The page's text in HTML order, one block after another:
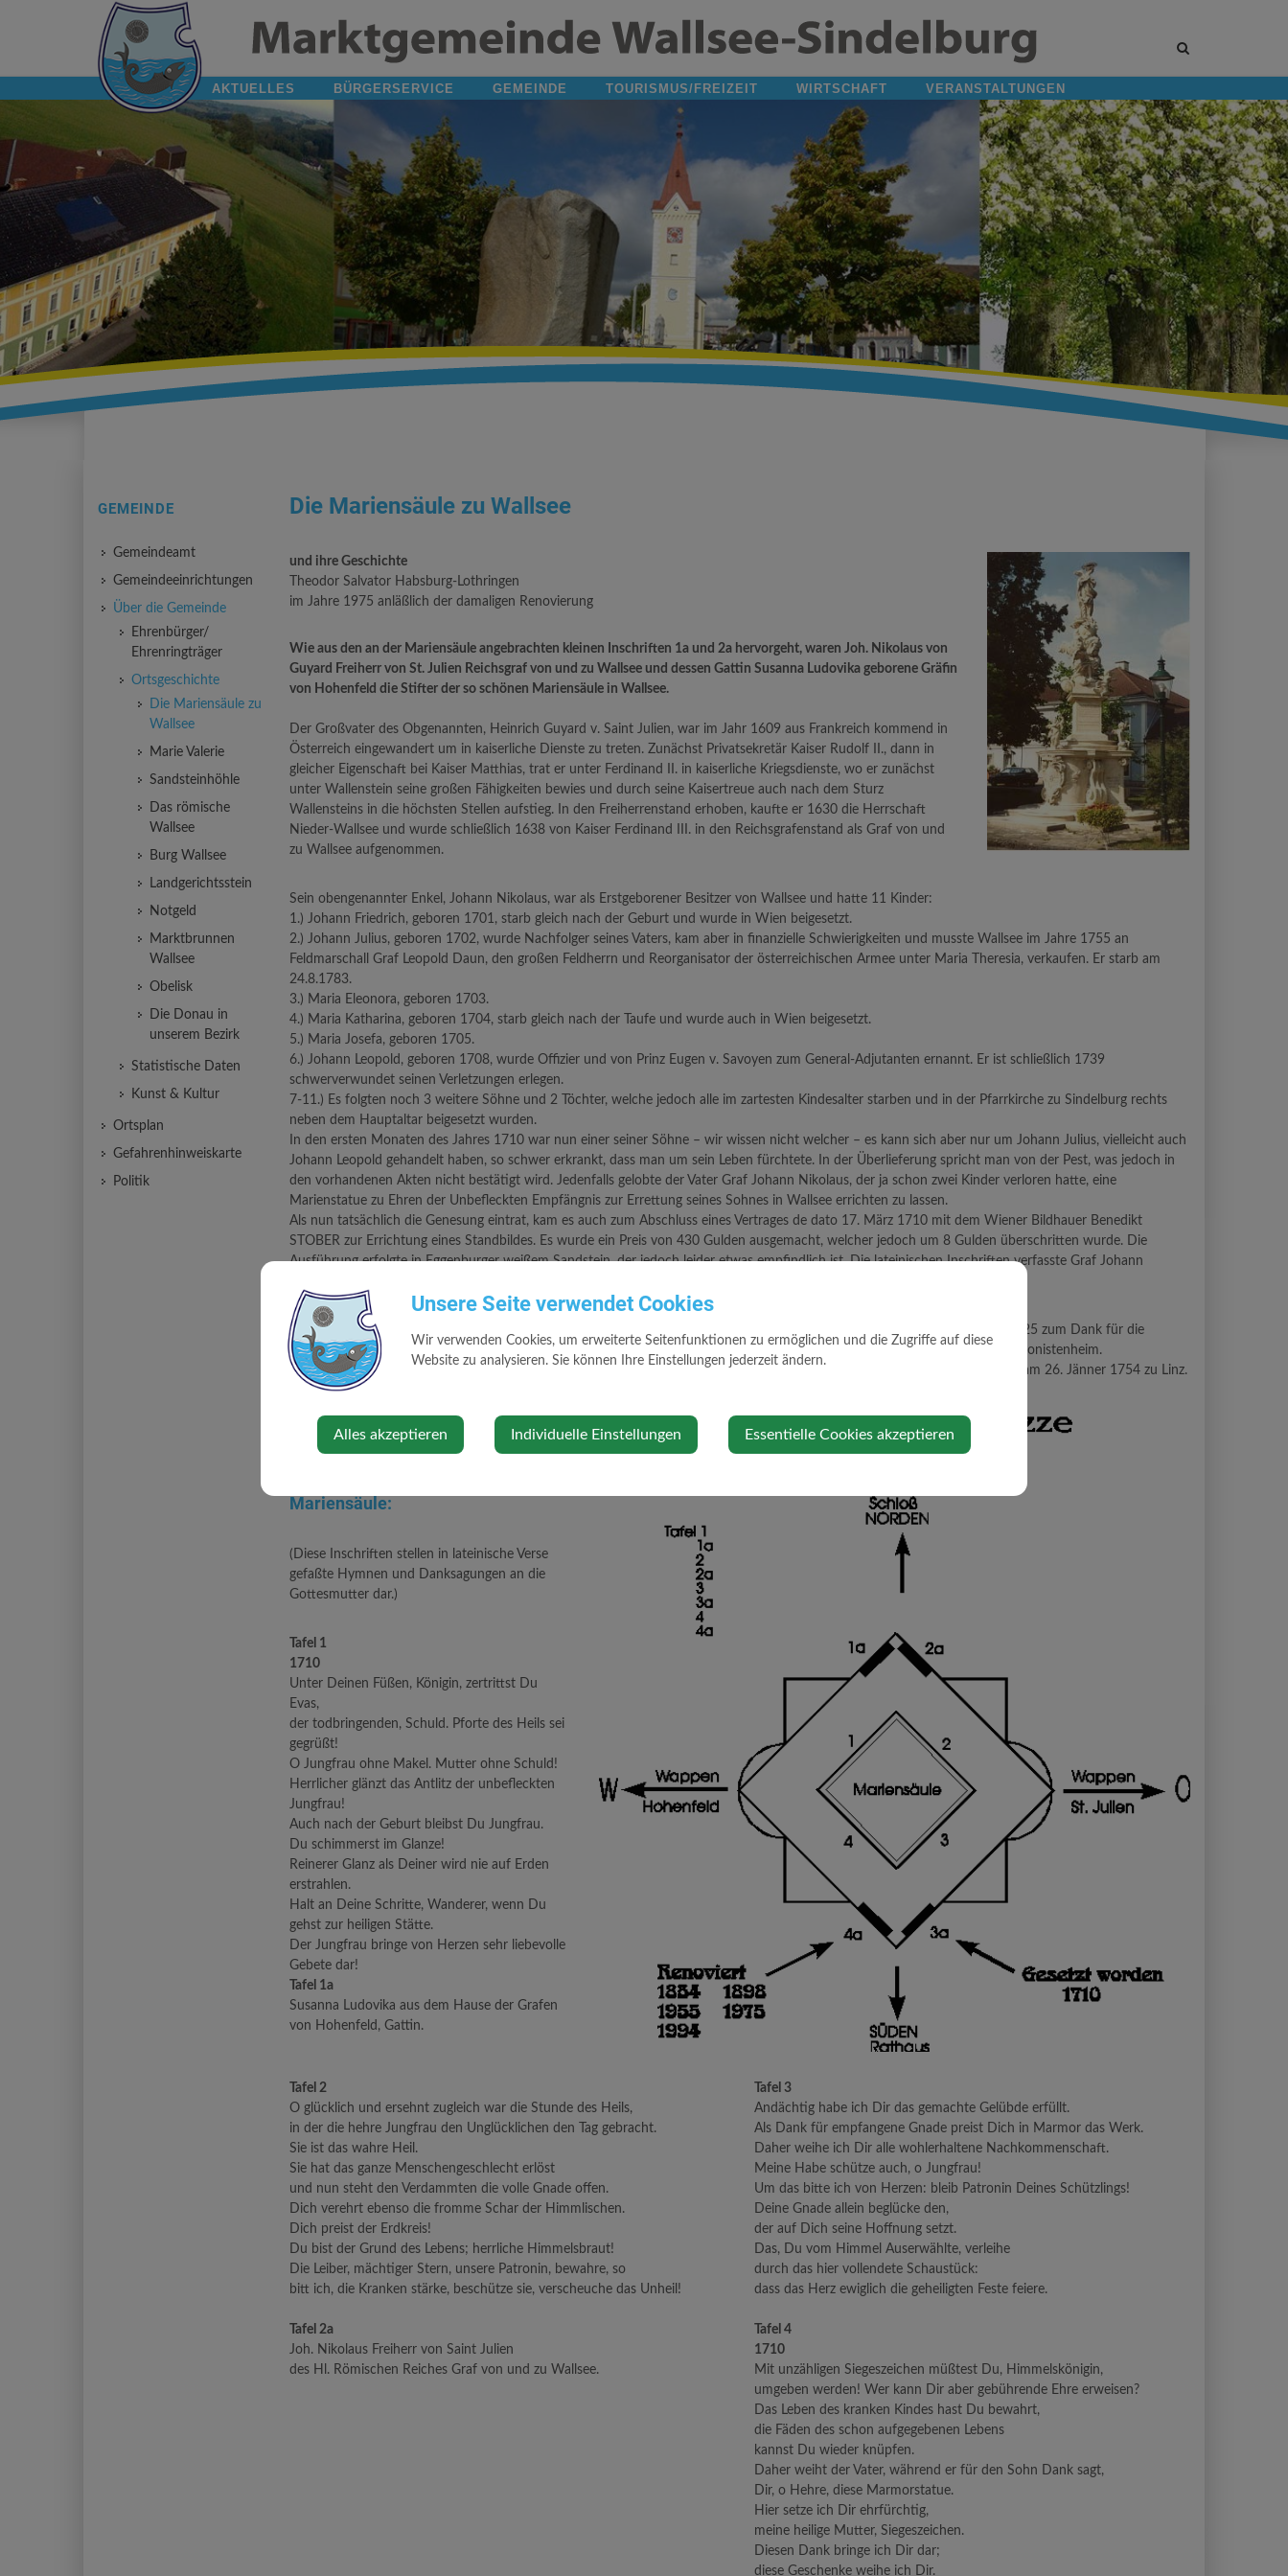
Site
AKTUELLES BÜRGERSERVICE GEMEINDE TOURISMUS/FREIZEIT WIRTSCHAFT VERANSTALTUNGEN
Die Mariensäule zu Wallsee
und ihre Geschichte
Theodor Salvator Habsburg-Lothringen
im Jahre 1975 anläßlich der damaligen Renovierung
Wie aus den an der Mariensäule angebrachten kleinen Inschriften 1a und 2a hervorgeht, waren Joh. Nikolaus von
Guyard Freiherr von St. Julien Reichsgraf von und zu Wallsee und dessen Gattin Susanna Ludovika geborene Gräfin
von Hohenfeld die Stifter der so schönen Mariensäule in Wallsee.
Der Großvater des Obgenannten, Heinrich Guyard v. Saint Julien, war im Jahr 1609 aus Frankreich kommend in
Österreich eingewandert um in kaiserliche Dienste zu treten. Zunächst Privatsekretär Kaiser Rudolf II., dann in
gleicher Eigenschaft bei Kaiser Matthias, trat er unter Ferdinand II. in kaiserliche Kriegsdienste, wo er zunächst
unter Wallenstein seine großen Fähigkeiten bewies und durch seine Kaisertreue auch nach dem Sturz
Wallensteins in die höchsten Stellen aufstieg. In den Freiherrenstand erhoben, kaufte er 1630 die Herrschaft
Nieder-Wallsee und wurde schließlich 1638 von Kaiser Ferdinand III. in den Reichsgrafenstand als Graf von und
zu Wallsee aufgenommen.
Sein obengenannter Enkel, Johann Nikolaus, war als Erstgeborener Besitzer von Wallsee und hatte 11 Kinder:
1.) Johann Friedrich, geboren 1701, starb gleich nach der Geburt und wurde in Wien beigesetzt.
2.) Johann Julius, geboren 1702, wurde Nachfolger seines Vaters, kam aber in finanzielle Schwierigkeiten und musste Wallsee im Jahre 1755 an
Feldmarschall Graf Leopold Daun, den großen Feldherrn und Reorganisator der österreichischen Armee unter Maria Theresia, verkaufen. Er starb am
24.8.1783.
3.) Maria Eleonora, geboren 1703.
4.) Maria Katharina, geboren 1704, starb gleich nach der Taufe und wurde auch in Wien beigesetzt.
5.) Maria Josefa, geboren 1705.
6.) Johann Leopold, geboren 1708, wurde Offizier und von Prinz Eugen v. Savoyen zum General-Adjutanten ernannt. Er ist schließlich 1739
schwerverwundet seinen Verletzungen erlegen.
7-11.) Es folgten noch 3 weitere Söhne und 2 Töchter, welche jedoch alle im zartesten Kindesalter starben und in der Pfarrkirche zu Sindelburg rechts
neben dem Hauptaltar beigesetzt wurden.
In den ersten Monaten des Jahres 1710 war nun einer seiner Söhne – wir wissen nicht welcher – es kann sich aber nur um Johann Julius, vielleicht auch
Johann Leopold gehandelt haben, so schwer erkrankt, dass man um sein Leben fürchtete. In der Überlieferung spricht man von der Pest, was jedoch in
den vorhandenen Akten nicht bestätigt wird. Jedenfalls gelobte der Vater Graf Johann Nikolaus, der ja schon zwei Kinder verloren hatte, eine
Marienstatue zu Ehren der Unbefleckten Empfängnis zur Errettung seines Sohnes in Wallsee errichten zu lassen.
Als nun tatsächlich die Genesung eintrat, kam es auch zum Abschluss eines Vertrages de dato 17. März 1710 mit dem Wiener Bildhauer Benedikt
STOBER zur Errichtung eines Standbildes. Es wurde ein Preis von 430 Gulden ausgemacht, welcher jedoch um 8 Gulden überschritten wurde. Die
Ausführung erfolgte in Eggenburger weißem Sandstein, der jedoch leider etwas empfindlich ist. Die lateinischen Inschriften verfasste Graf Johann
Es sei noch erwähnt, dass die schöne Statue des Hl. Johannes Nepomuk dem gleichen Stifter zu verdanken ist. Sie wurde 1725 zum Dank für die
Errettung der Familie aus den Fluten der Ybbs infolge eines Wagenunfalles errichtet und steht an der Straße neben dem Pensionistenheim.
Graf Johann Nilolaus von Saint Julien-Wallsee starb am 17. Februar 1728. Seine Gattin überlebte ihn um 26 Jahre und starb am 26. Jänner 1754 zu Linz.
Übersetzungen der einzelnen
Mariensäule:
(Diese Inschriften stellen in lateinische Verse
gefaßte Hymnen und Danksagungen an die
Gottesmutter dar.)
Tafel 1
1710
Unter Deinen Füßen, Königin, zertrittst Du
Evas,
der todbringenden, Schuld. Pforte des Heils sei
gegrüßt!
O Jungfrau ohne Makel. Mutter ohne Schuld!
Herrlicher glänzt das Antlitz der unbefleckten
Jungfrau!
Auch nach der Geburt bleibst Du Jungfrau.
Du schimmerst im Glanze!
Reinerer Glanz als Deiner wird nie auf Erden
erstrahlen.
Halt an Deine Schritte, Wanderer, wenn Du
gehst zur heiligen Stätte.
Der Jungfrau bringe von Herzen sehr liebevolle
Gebete dar!
Tafel 1a
Susanna Ludovika aus dem Hause der Grafen
von Hohenfeld, Gattin.
Tafel 2
O glücklich und ersehnt zugleich war die Stunde des Heils,
in der die hehre Jungfrau den Unglücklichen den Tag gebracht.
Sie ist das wahre Heil.
Sie hat das ganze Menschengeschlecht erlöst
und nun steht den Verdammten die volle Gnade offen.
Dich verehrt ebenso die fromme Schar der Himmlischen.
Dich preist der Erdkreis!
Du bist der Grund des Lebens; herrliche Himmelsbraut!
Die Leiber, mächtiger Stern, unsere Patronin, bewahre, so
bitt ich, die Kranken stärke, beschütze sie, verscheuche das Unheil!
Tafel 2a
Joh. Nikolaus Freiherr von Saint Julien
des Hl. Römischen Reiches Graf von und zu Wallsee.
Tafel 3
Andächtig habe ich Dir das gemachte Gelübde erfüllt.
Als Dank für empfangene Gnade preist Dich in Marmor das Werk.
Daher weihe ich Dir alle wohlerhaltene Nachkommenschaft.
Meine Habe schütze auch, o Jungfrau!
Um das bitte ich von Herzen: bleib Patronin Deines Schützlings!
Deine Gnade allein beglücke den,
der auf Dich seine Hoffnung setzt.
Das, Du vom Himmel Auserwählte, verleihe
durch das hier vollendete Schaustück:
dass das Herz ewiglich die geheiligten Feste feiere.
Tafel 4
1710
Mit unzähligen Siegeszeichen müßtest Du, Himmelskönigin,
umgeben werden! Wer kann Dir aber gebührende Ehre erweisen?
Das Leben des kranken Kindes hast Du bewahrt,
die Fäden des schon aufgegebenen Lebens
kannst Du wieder knüpfen.
Daher weiht der Vater, während er für den Sohn Dank sagt,
Dir, o Hehre, diese Marmorstatue.
Hier setze ich Dir ehrfürchtig,
meine heilige Mutter, Siegeszeichen.
Diesen Dank bringe ich Dir dar;
diese Geschenke weihe ich Dir.
GEMEINDE
Gemeindeamt
Gemeindeeinrichtungen
Über die Gemeinde
Ehrenbürger/
Ehrenringträger
Ortsgeschichte
Die Mariensäule zu
Wallsee
Marie Valerie
Sandsteinhöhle
Das römische
Wallsee
Burg Wallsee
Landgerichtsstein
Notgeld
Marktbrunnen
Wallsee
Obelisk
Die Donau in
unserem Bezirk
Statistische Daten
Kunst & Kultur
Ortsplan
Gefahrenhinweiskarte
Politik
Unsere Seite verwendet Cookies
Wir verwenden Cookies, um erweiterte Seitenfunktionen zu ermöglichen und die Zugriffe auf diese
Website zu analysieren. Sie können Ihre Einstellungen jederzeit ändern.
Alles akzeptieren Individuelle Einstellungen Essentielle Cookies akzeptieren